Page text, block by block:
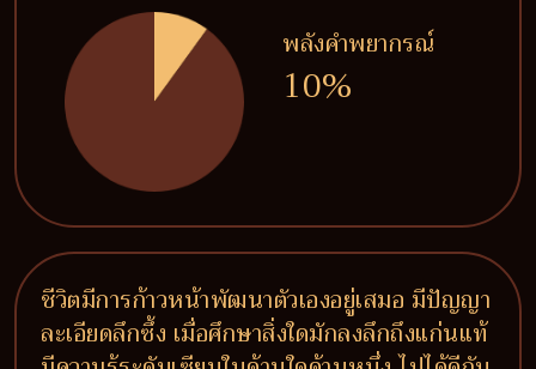
พลังคำพยากรณ์
10%
ชีวิตมีการก้าวหน้าพัฒนาตัวเองอยู่เสมอ มีปัญญา
ละเอียดลึกซึ้ง เมื่อศึกษาสิ่งใดมักลงลึกถึงแก่นแท้